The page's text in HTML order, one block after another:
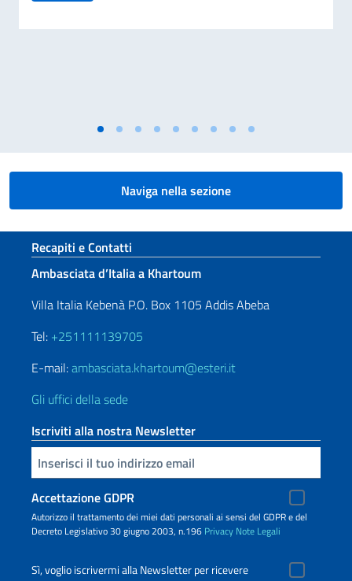
Naviga nella sezione
Sezione footer
Recapiti e Contatti
Ambasciata d’Italia a Khartoum
Villa Italia Kebenà P.O. Box 1105 Addis Abeba
Tel: +251111139705
E-mail:ambasciata.khartoum@esteri.it
Gli uffici della sede
Iscriviti alla nostra Newsletter
Inserisci la tua email
Accettazione GDPR
Autorizzo il trattamento dei miei dati personali ai sensi del GDPR e del
Decreto Legislativo 30 giugno 2003, n.196 Privacy Note Legali
Sì, voglio iscrivermi alla Newsletter per ricevere